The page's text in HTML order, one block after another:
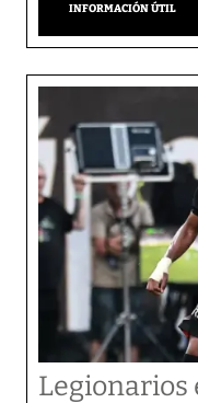
INFORMACIÓN ÚTIL
Legionarios